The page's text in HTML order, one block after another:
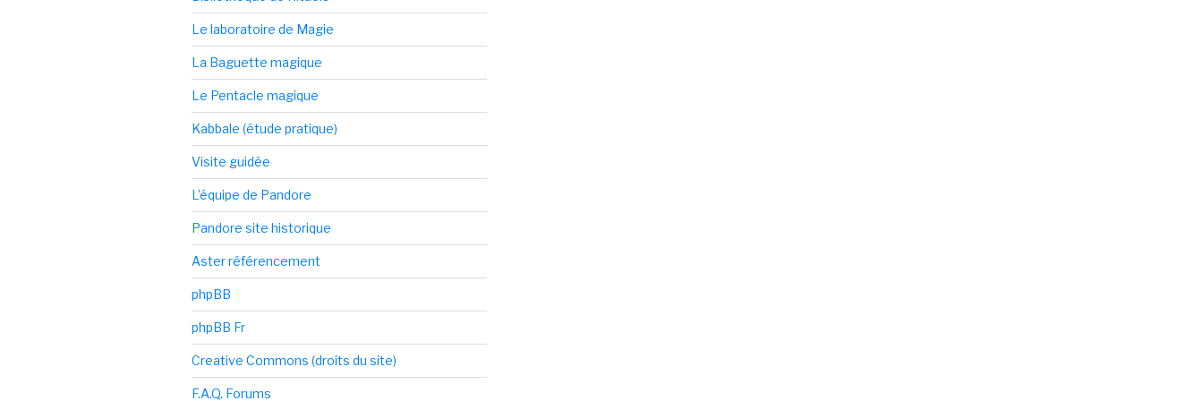
Le laboratoire de Magie
La Baguette magique
Le Pentacle magique
Kabbale (étude pratique)
Visite guidée
L’équipe de Pandore
Pandore site historique
Aster référencement
phpBB
phpBB Fr
Creative Commons (droits du site)
F.A.Q. Forums